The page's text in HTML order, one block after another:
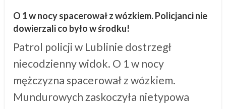
O 1 w nocy spacerował z wózkiem. Policjanci nie
dowierzali co było w środku!
Patrol policji w Lublinie dostrzegł
niecodzienny widok. O 1 w nocy
mężczyzna spacerował z wózkiem.
Mundurowych zaskoczyła nietypowa